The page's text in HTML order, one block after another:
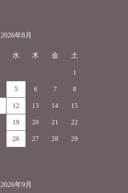
2026年8月
水 木 金 土
1
5 6 7 8
12 13 14 15
19 20 21 22
26 27 28 29
2026年9月